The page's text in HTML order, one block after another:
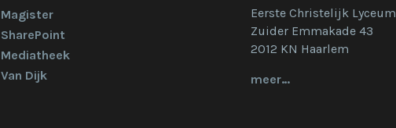
Magister
SharePoint
Mediatheek
Van Dijk
Eerste Christelijk Lyceum
Zuider Emmakade 43
2012 KN Haarlem
meer…